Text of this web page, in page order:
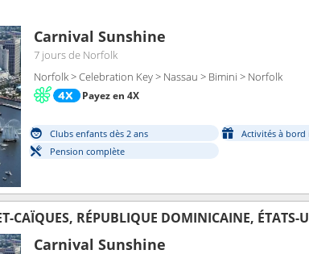
Carnival Sunshine
7 joursde Norfolk
Norfolk > Celebration Key > Nassau > Bimini > Norfolk
Payez en 4X
Clubs enfants dès 2 ans
Activités à bord
Pension complète
CAÏQUES, RÉPUBLIQUE DOMINICAINE, ÉTATS-
Carnival Sunshine